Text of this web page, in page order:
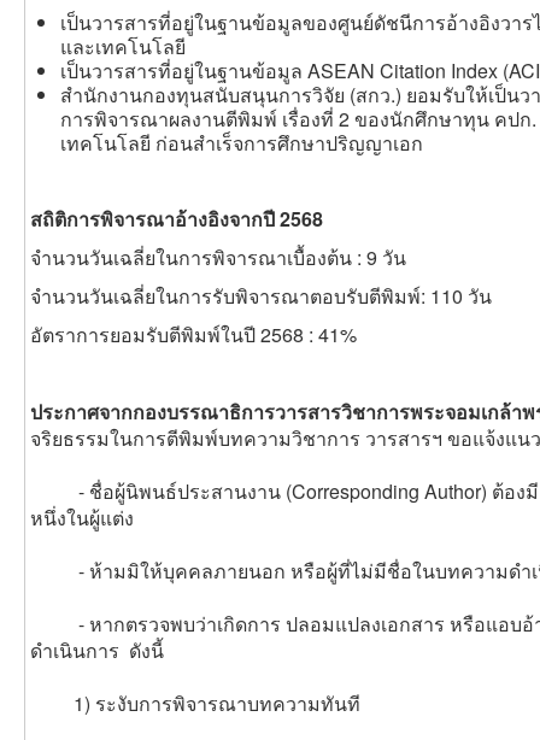
เป็นวารสารที่อยู่ในฐานข้อมูลของศูนย์ดัชนีการอ้างอิงวา
และเทคโนโลยี
เป็นวารสารที่อยู่ในฐานข้อมูล ASEAN Citation Index
สำนักงานกองทุนสนับสนุนการวิจัย (สกว.) ยอมรับให้เป็น
การพิจารณาผลงานตีพิมพ์ เรื่องที่ 2 ของนักศึกษาทุน คป
เทคโนโลยี ก่อนสำเร็จการศึกษาปริญญาเอก
สถิติการพิจารณาอ้างอิงจากปี 2568
จำนวนวันเฉลี่ยในการพิจารณาเบื้องต้น : 9 วัน
จำนวนวันเฉลี่ยในการรับพิจารณาตอบรับตีพิมพ์: 110 วัน
อัตราการยอมรับตีพิมพ์ในปี 2568 : 41%
ประกาศจากกองบรรณาธิการวารสารวิชาการพระจอมเกล้า
จริยธรรมในการตีพิมพ์บทความวิชาการ วารสารฯ ขอแจ้งแ
- ชื่อผู้นิพนธ์ประสานงาน (Corresponding Author) ต้อง
หนึ่งในผู้แต่ง
- ห้ามมิให้บุคคลภายนอก หรือผู้ที่ไม่มีชื่อในบทความดำเ
- หากตรวจพบว่าเกิดการ ปลอมแปลงเอกสาร หรือแอบอ้
ดำเนินการ ดังนี้
1) ระงับการพิจารณาบทความทันที